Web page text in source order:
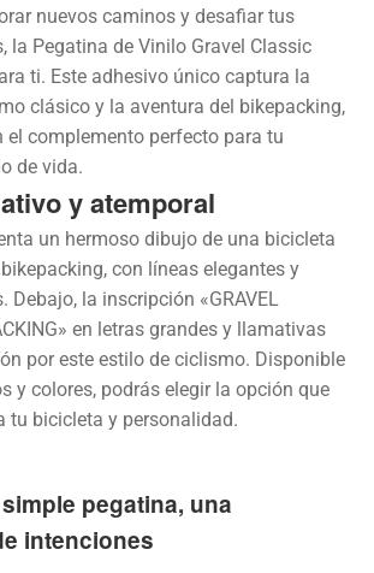
nuevos caminos y desafiar tus
la Pegatina de Vinilo Gravel Classic
ti. Este adhesivo único captura la
clásico y la aventura del bikepacking,
el complemento perfecto para tu
de vida.
y atemporal
un hermoso dibujo de una bicicleta
con líneas elegantes y
Debajo, la inscripción «GRAVEL
en letras grandes y llamativas
por este estilo de ciclismo. Disponible
y colores, podrás elegir la opción que
tu bicicleta y personalidad.
pegatina, una
intenciones